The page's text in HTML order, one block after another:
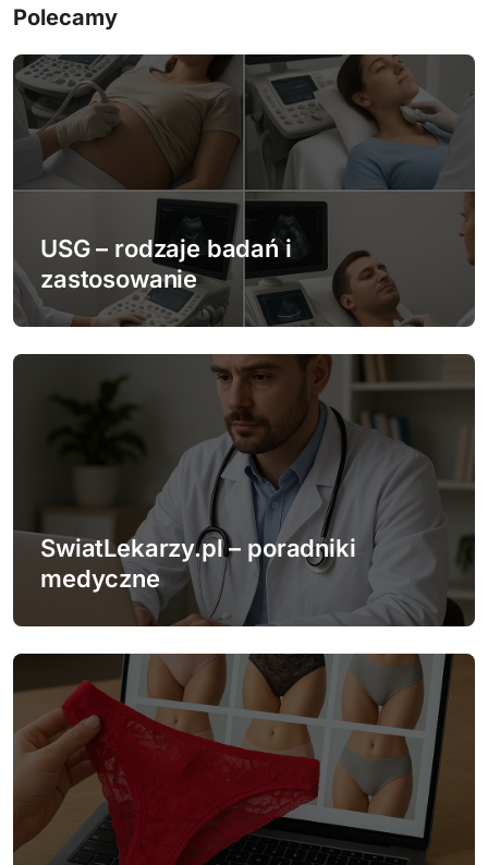
c
j
a
p
s
u
Polecamy
USG – rodzaje badań i
zastosowanie
SwiatLekarzy.pl – poradniki
medyczne